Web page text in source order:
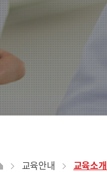
교육안내 교육소개